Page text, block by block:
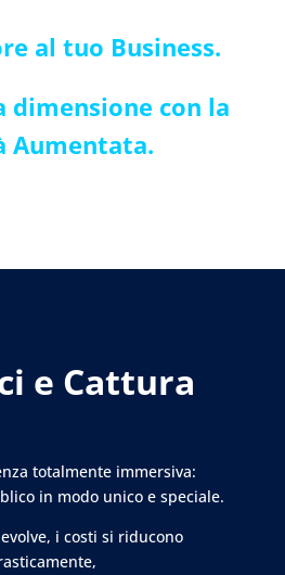
al tuo Business.
dimensione con la
Aumentata.
e Cattura
totalmente immersiva:
in modo unico e speciale.
i costi si riducono